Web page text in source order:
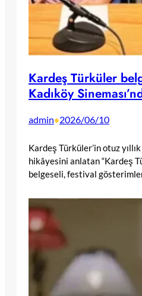
Kardeş Türküler
Kadıköy
admin•2026/06/10
Kardeş Türküler’in otuz
hikâyesini anlatan “Kardeş
belgeseli, festival